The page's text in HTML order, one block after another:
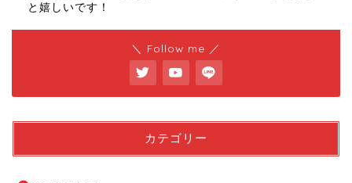
と嬉しいです！
＼ Follow me ／
カテゴリー